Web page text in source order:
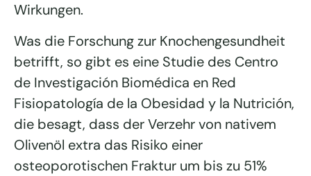
Wirkungen.
Was die Forschung zur Knochengesundheit
betrifft, so gibt es eine Studie des Centro
de Investigación Biomédica en Red
Fisiopatología de la Obesidad y la Nutrición,
die besagt, dass der Verzehr von nativem
Olivenöl extra das Risiko einer
osteoporotischen Fraktur um bis zu 51%